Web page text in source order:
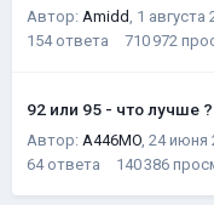
Автор: Amidd, 1 августа
154 ответа 710 972
92 или 95 - что лучше
Автор: A446MO, 24 июня
64 ответа 140 386